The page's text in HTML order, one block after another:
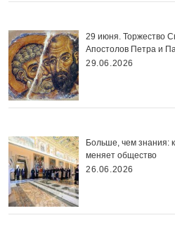
29 июня. Торжество
Апостолов Петра и
29.06.2026
Больше, чем знания:
меняет общество
26.06.2026